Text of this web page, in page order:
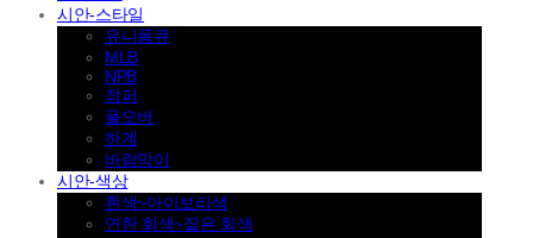
시안-스타일
유니폼큐
MLB
NPB
점퍼
풀오버
하계
바람막이
시안-색상
흰색~아이보리색
연한 회색~짙은 회색